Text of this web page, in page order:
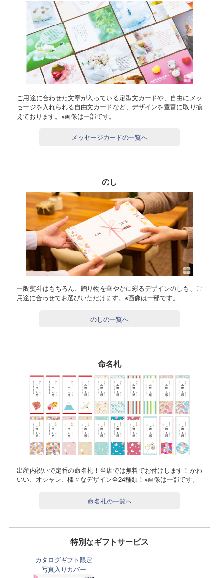
ご用途に合わせた文章が入っている定型文カードや、自由にメッ
セージを入れられる自由文カードなど、デザインを豊富に取り揃
えております。※画像は一部です。
メッセージカードの一覧へ
のし
一般熨斗はもちろん、贈り物を華やかに彩るデザインのしも、ご
用途に合わせてお選びいただけます。※画像は一部です。
のしの一覧へ
命名札
出産内祝いで定番の命名札！当店では無料でお付けします！かわ
いい、オシャレ、様々なデザイン全24種類！※画像は一部です。
命名札の一覧へ
特別なギフトサービス
カタログギフト限定
写真入りカバー